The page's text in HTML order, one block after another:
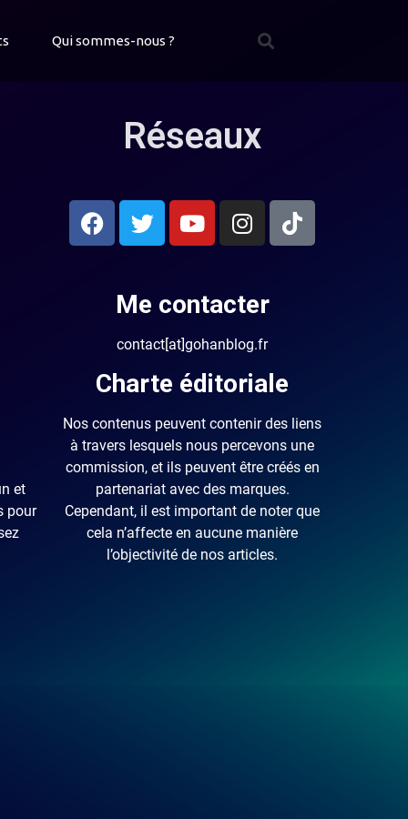
Qui sommes-nous ?
et
pour
Réseaux
Me contacter
contact[at]gohanblog.fr
Charte éditoriale
Nos contenus peuvent contenir des liens
à travers lesquels nous percevons une
commission, et ils peuvent être créés en
partenariat avec des marques.
Cependant, il est important de noter que
cela n’affecte en aucune manière
l’objectivité de nos articles.